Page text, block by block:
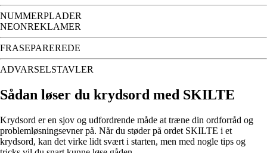
NUMMERPLADER
NEONREKLAMER
FRASEPAREREDE
ADVARSELSTAVLER
Sådan løser du krydsord med SKILTE
Krydsord er en sjov og udfordrende måde at træne din ordforråd og
problemløsningsevner på. Når du støder på ordet SKILTE i et
krydsord, kan det virke lidt svært i starten, men med nogle tips og